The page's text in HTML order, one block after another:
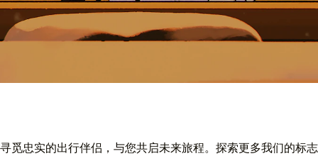
寻觅忠实的出行伴侣，与您共启未来旅程。探索更多我们的标志